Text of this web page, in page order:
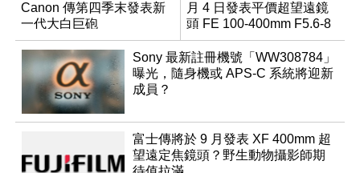
Canon 傳第四季末發表新
一代大白巨砲
月 4 日發表平價超望遠鏡
頭 FE 100-400mm F5.6-8
Sony 最新註冊機號「WW308784」
曝光，隨身機或 APS-C 系統將迎新
成員？
富士傳將於 9 月發表 XF 400mm 超
望遠定焦鏡頭？野生動物攝影師期